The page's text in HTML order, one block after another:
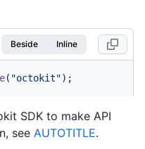
Beside Inline
( "octokit");
SDK to make API
see AUTOTITLE.